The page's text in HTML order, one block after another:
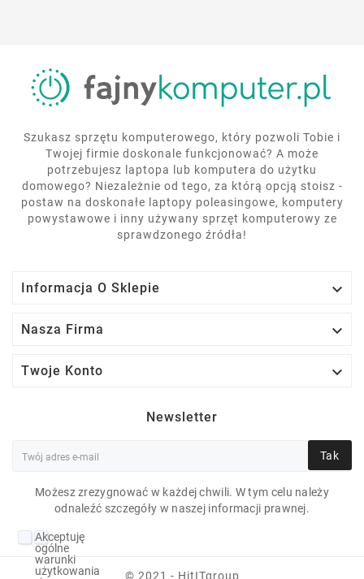
Szukasz sprzętu komputerowego, który pozwoli Tobie i
Twojej firmie doskonale funkcjonować? A może
potrzebujesz laptopa lub komputera do użytku
domowego? Niezależnie od tego, za którą opcją stoisz -
postaw na doskonałe laptopy poleasingowe, komputery
powystawowe i inny używany sprzęt komputerowy ze
sprawdzonego źródła!
Informacja O Sklepie 
Nasza Firma 
Twoje Konto 
Newsletter
Tak
Możesz zrezygnować w każdej chwili. W tym celu należy
odnaleźć szczegóły w naszej informacji prawnej.
Akceptuję
ogólne
warunki
użytkowania
© 2021 - HitITgroup